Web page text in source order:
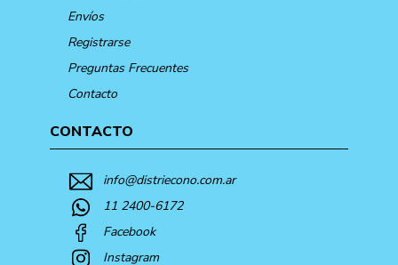
Envíos
Registrarse
Preguntas Frecuentes
Contacto
CONTACTO
info@distriecono.com.ar
11 2400-6172
Facebook
Instagram